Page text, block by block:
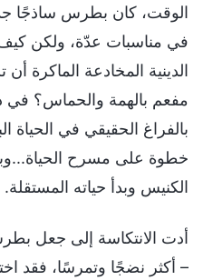
الوقت، كان بطرس ساذجًا
في مناسبات عدّة، ولكن
الدينية المخادعة الماكرة
مفعم بالهمة والحماس؟
بالفراغ الحقيقي في
خطوة على مسرح
الكنيس وبدأ حياته المستقلة.
– أكثر نضجًا وتمرسًا، فقد